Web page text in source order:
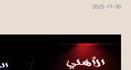
2025-11-30